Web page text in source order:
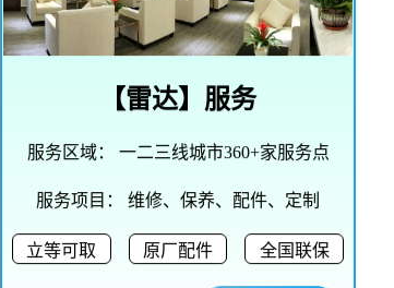
【雷达】服务
服务区域： 一二三线城市360+家服务点
服务项目： 维修、保养、配件、定制
立等可取 原厂配件 全国联保